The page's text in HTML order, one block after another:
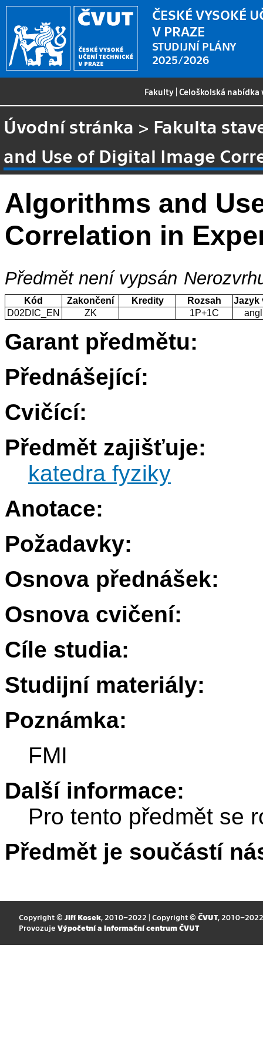
ČESKÉ VYSOKÉ
V PRAZE
STUDIJNÍ PLÁNY
2025/2026
Fakulty |Celoškolská
Úvodní stránka > Fakulta
and Use of Digital Image
Algorithms and
Correlation in
Předmět není vypsán
Kód Zakončení Kredity Rozsah
Jazyk
D02DIC_EN
ZK 1P+1C
Garant předmětu:
Přednášející:
Cvičící:
Předmět zajišťuje:
katedra fyziky
Anotace:
Požadavky:
Osnova přednášek:
Osnova cvičení:
Cíle studia:
Studijní materiály:
Poznámka:
FMI
Další informace:
Pro tento předmět se
Předmět je součástí
Copyright © Jiří Kosek, 2010–2022 | Copyright © ČVUT, 2010–2022
Provozuje Výpočetní a informační centrum ČVUT